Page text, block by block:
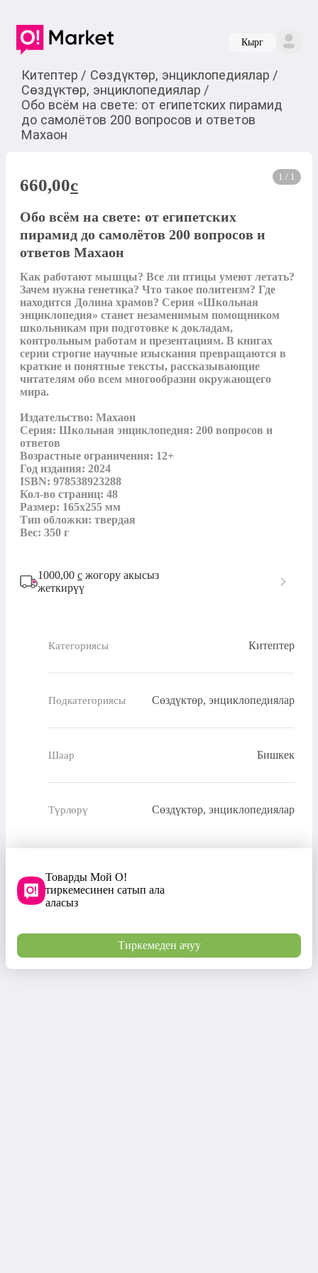
Кырг
Китептер / Сөздүктөр, энциклопедиялар /
Сөздүктөр, энциклопедиялар /
Обо всём на свете: от египетских пирамид
до самолётов 200 вопросов и ответов
Махаон
1 / 1
660,00c
Обо всём на свете: от египетских
пирамид до самолётов 200 вопросов и
ответов Махаон
Как работают мышцы? Все ли птицы умеют летать?
Зачем нужна генетика? Что такое политеизм? Где
находится Долина храмов? Серия «Школьная
энциклопедия» станет незаменимым помощником
школьникам при подготовке к докладам,
контрольным работам и презентациям. В книгах
серии строгие научные изыскания превращаются в
краткие и понятные тексты, рассказывающие
читателям обо всем многообразии окружающего
мира.
Издательство: Махаон
Серия: Школьная энциклопедия: 200 вопросов и
ответов
Возрастные ограничения: 12+
Год издания: 2024
ISBN: 978538923288
Кол-во страниц: 48
Размер: 165х255 мм
Тип обложки: твердая
Вес: 350 г
1000,00 с жогору акысыз
жеткирүү
Категориясы Китептер
Подкатегориясы Сөздүктөр, энциклопедиялар
Шаар Бишкек
Түрлөрү Сөздүктөр, энциклопедиялар
Товарды Мой О!
тиркемесинен сатып ала
аласыз
Тиркемеден ачуу